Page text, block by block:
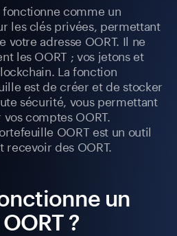
comme un
les clés privées, permettant
votre adresse OORT. Il ne
les OORT ; vos jetons et
La fonction
est de créer et de stocker
sécurité, vous permettant
comptes OORT.
OORT est un outil
des OORT.
un
?